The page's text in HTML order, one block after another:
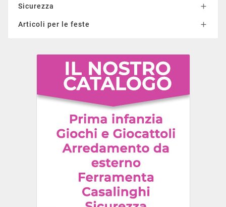
Sicurezza 
Articoli per le feste 